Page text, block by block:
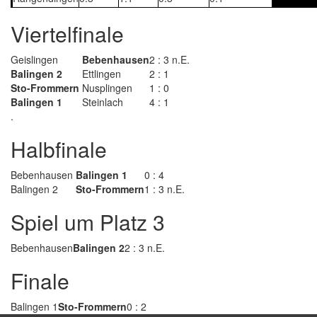
Viertelfinale
Geislingen Bebenhausen2 : 3 n.E.
Balingen 2
Ettlingen
2 : 1
Sto-Frommern Nusplingen
1 : 0
Balingen 1
Steinlach
4 : 1
.
Halbfinale
Bebenhausen Balingen 1
0 : 4
Balingen 2
Sto-Frommern1 : 3 n.E.
Spiel um Platz 3
BebenhausenBalingen 22 : 3 n.E.
Finale
Balingen 1Sto-Frommern0 : 2